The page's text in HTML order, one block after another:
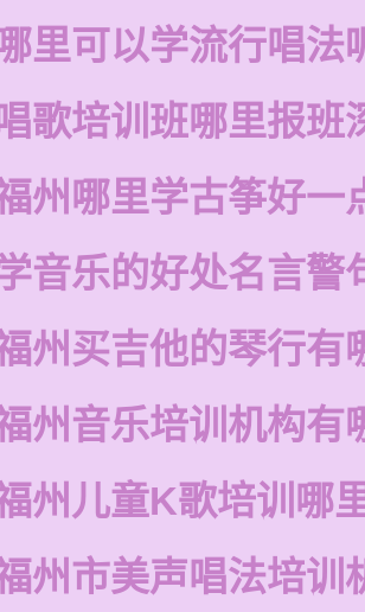
里可以学流行唱法
歌培训班哪里报班
州哪里学古筝好一
音乐的好处名言警
州买吉他的琴行有
州音乐培训机构有
州儿童K歌培训哪
州市美声唱法培训